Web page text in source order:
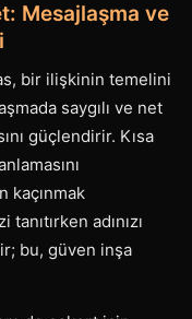
Mesajlaşma ve
bir ilişkinin temelini
saygılı ve net
güçlendirir. Kısa
kaçınmak
adınızı
bu, güven inşa